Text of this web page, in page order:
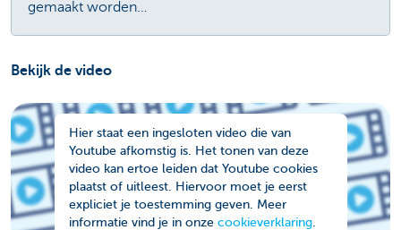
gemaakt worden…
Bekijk de video
Hier staat een ingesloten video die van
Youtube afkomstig is. Het tonen van deze
video kan ertoe leiden dat Youtube cookies
plaatst of uitleest. Hiervoor moet je eerst
expliciet je toestemming geven. Meer
informatie vind je in onze cookieverklaring.